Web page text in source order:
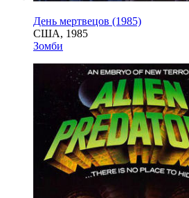
День мертвецов (1985)
США, 1985
Зомби